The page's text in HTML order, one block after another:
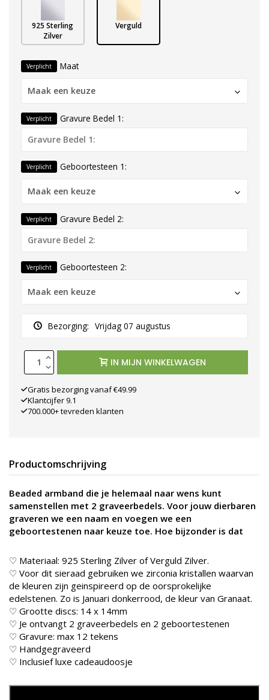
925 Sterling
Zilver
Verguld
Verplicht Maat
Maak een keuze
Verplicht Gravure Bedel 1:
Verplicht Geboortesteen 1:
Maak een keuze
Verplicht Gravure Bedel 2:
Verplicht Geboortesteen 2:
Maak een keuze
Bezorging: Vrijdag 07 augustus
IN MIJN WINKELWAGEN
Gratis bezorging vanaf €49.99
Klantcijfer 9.1
700.000+ tevreden klanten
Productomschrijving
Beaded armband die je helemaal naar wens kunt
samenstellen met 2 graveerbedels. Voor jouw dierbaren
graveren we een naam en voegen we een
geboortestenen naar keuze toe. Hoe bijzonder is dat
♡ Materiaal: 925 Sterling Zilver of Verguld Zilver.
♡ Voor dit sieraad gebruiken we zirconia kristallen waarvan
de kleuren zijn geinspireerd op de oorsprokelijke
edelstenen. Zo is Januari donkerrood, de kleur van Granaat.
♡ Grootte discs: 14 x 14mm
♡ Je ontvangt 2 graveerbedels en 2 geboortestenen
♡ Gravure: max 12 tekens
♡ Handgegraveerd
♡ Inclusief luxe cadeaudoosje